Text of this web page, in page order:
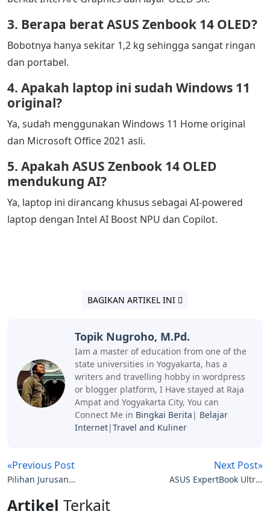
3. Berapa berat ASUS Zenbook 14 OLED?
Bobotnya hanya sekitar 1,2 kg sehingga sangat ringan
dan portabel.
4. Apakah laptop ini sudah Windows 11
original?
Ya, sudah menggunakan Windows 11 Home original
dan Microsoft Office 2021 asli.
5. Apakah ASUS Zenbook 14 OLED
mendukung AI?
Ya, laptop ini dirancang khusus sebagai AI-powered
laptop dengan Intel AI Boost NPU dan Copilot.
BAGIKAN ARTIKEL INI
Topik Nugroho, M.Pd.
Iam a master of education from one of the
state universities in Yogyakarta, has a
writers and travelling hobby in wordpress
or blogger platform, I Have stayed at Raja
Ampat and Yogyakarta City, You can
Connect Me in Bingkai Berita | Belajar
Internet|Travel and Kuliner
«Previous Post
Pilihan Jurusan
Tertentu
Next Post»
ASUS ExpertBook Ultra:
Artikel Terkait